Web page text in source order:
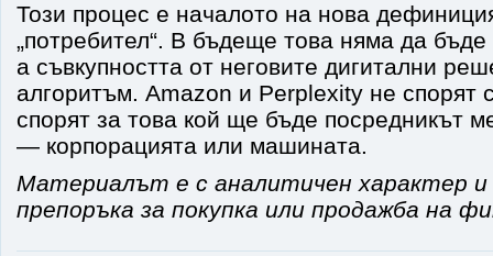
Този процес е началото на нова
„потребител“. В бъдеще това няма да бъде
а съвкупността от неговите дигитални
алгоритъм. Amazon и Perplexity не спорят
спорят за това кой ще бъде посредникът
— корпорацията или машината.
Материалът е с аналитичен характер и
препоръка за покупка или продажба на